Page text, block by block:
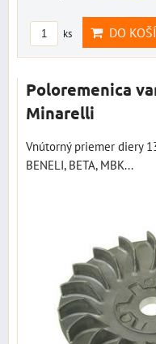
ks DO
Poloremenica
Minarelli
Vnútorný priemer diery
BENELI, BETA, MBK...